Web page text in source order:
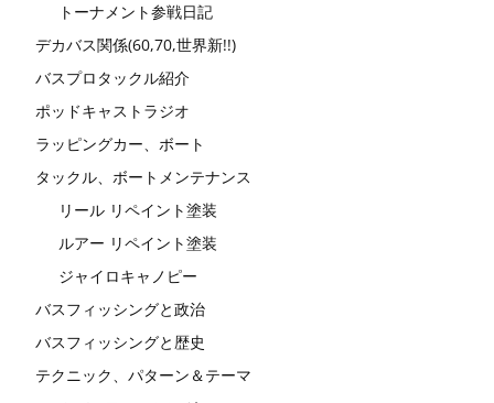
トーナメント参戦日記
デカバス関係(60,70,世界新!!)
バスプロタックル紹介
ポッドキャストラジオ
ラッピングカー、ボート
タックル、ボートメンテナンス
リール リペイント塗装
ルアー リペイント塗装
ジャイロキャノピー
バスフィッシングと政治
バスフィッシングと歴史
テクニック、パターン＆テーマ